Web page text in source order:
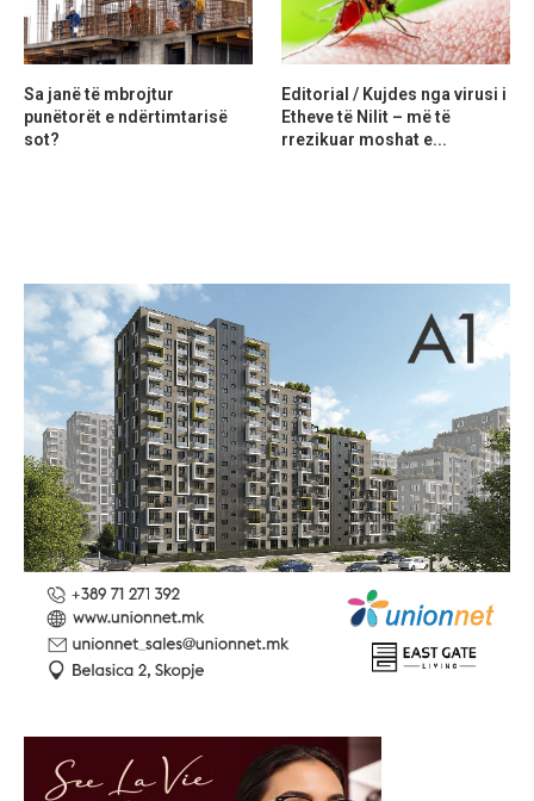
Sa janë të mbrojtur
punëtorët e ndërtimtarisë
sot?
Editorial / Kujdes nga virusi i
Etheve të Nilit – më të
rrezikuar moshat e...